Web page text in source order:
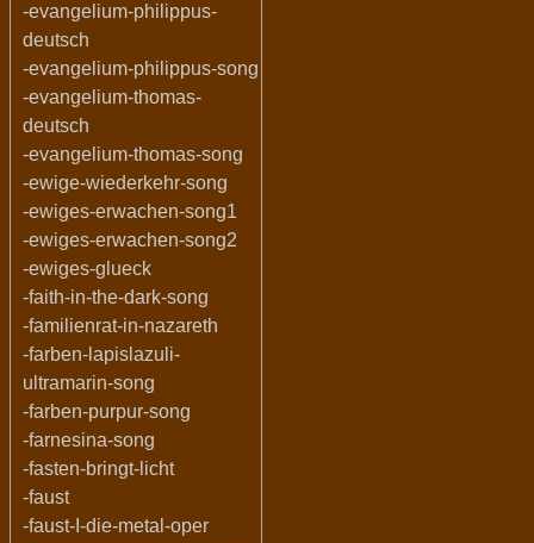
-evangelium-philippus-
deutsch
-evangelium-philippus-song
-evangelium-thomas-
deutsch
-evangelium-thomas-song
-ewige-wiederkehr-song
-ewiges-erwachen-song1
-ewiges-erwachen-song2
-ewiges-glueck
-faith-in-the-dark-song
-familienrat-in-nazareth
-farben-lapislazuli-
ultramarin-song
-farben-purpur-song
-farnesina-song
-fasten-bringt-licht
-faust
-faust-I-die-metal-oper